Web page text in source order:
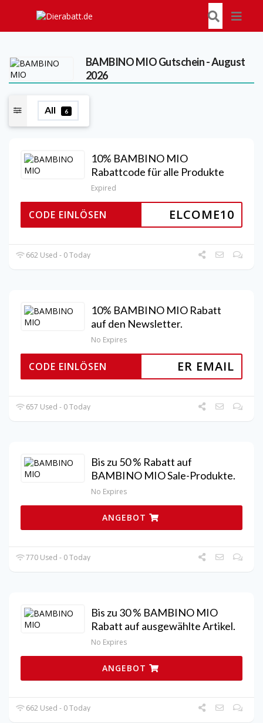
BAMBINO MIOGutschein - August
2026
All 6
10% BAMBINO MIO
Rabattcode für alle Produkte
Expired
ELCOME10
CODE EINLÖSEN
662 Used - 0 Today
10% BAMBINO MIO Rabatt
auf den Newsletter.
No Expires
ER EMAIL
CODE EINLÖSEN
657 Used - 0 Today
Bis zu 50 % Rabatt auf
BAMBINO MIO Sale-Produkte.
No Expires
ANGEBOT
770 Used - 0 Today
Bis zu 30 % BAMBINO MIO
Rabatt auf ausgewählte Artikel.
No Expires
ANGEBOT
662 Used - 0 Today